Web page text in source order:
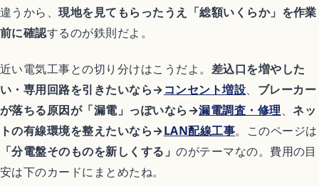
暮らし
不用品回収
違うから、現地を見てもらったうえ「総額いくらか」を作業
前に確認するのが鉄則だよ。
近い電気工事との切り分けはこうだよ。 差込口を増やした
い・専用回路を引きたいなら→コンセント増設、 ブレーカー
が落ちる原因が「漏電」っぽいなら→漏電調査・修理、ネッ
トの有線環境を整えたいなら→LAN配線工事。このページは
「分電盤そのものを新しくする」のがテーマなの。費用の目
安は下のカードにまとめたね。